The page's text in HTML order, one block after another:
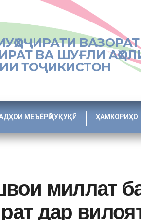
ВА ШУҒЛИ
ТОҶИКИСТОН
МЕЪЁРӢ ҲУҚУҚӢ ҲАМКОРИҲО
миллат
дар